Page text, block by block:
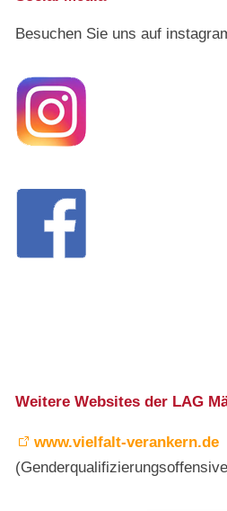
Besuchen Sie uns auf
Weitere Websites der LAG
www.vielfalt-verankern.de